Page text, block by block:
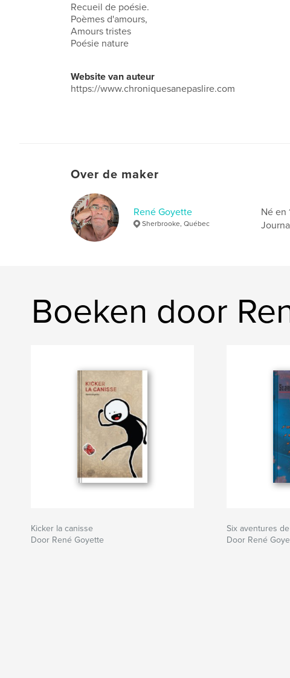
Recueil de poésie.
Poèmes d'amours,
Amours tristes
Poésie nature
Website van auteur
https://www.chroniquesanepaslire.com
Over de maker
René Goyette
Sherbrooke, Québec
Né en
Boeken door
Kicker la canisse
Door René Goyette
Six aventures
Door René